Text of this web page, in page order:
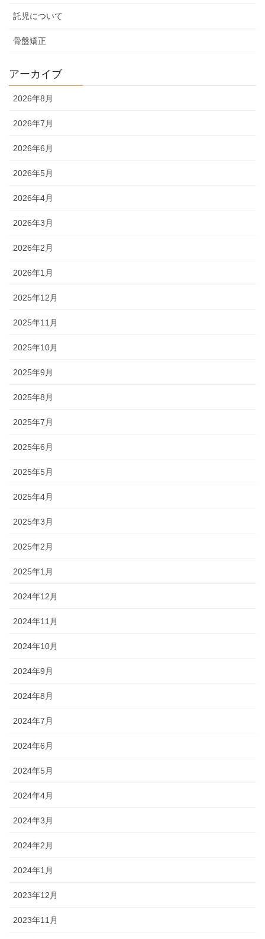
託児について
骨盤矯正
アーカイブ
2026年8月
2026年7月
2026年6月
2026年5月
2026年4月
2026年3月
2026年2月
2026年1月
2025年12月
2025年11月
2025年10月
2025年9月
2025年8月
2025年7月
2025年6月
2025年5月
2025年4月
2025年3月
2025年2月
2025年1月
2024年12月
2024年11月
2024年10月
2024年9月
2024年8月
2024年7月
2024年6月
2024年5月
2024年4月
2024年3月
2024年2月
2024年1月
2023年12月
2023年11月